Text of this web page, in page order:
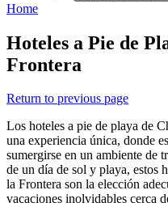
Home
Hoteles a Pie de
Frontera
Return to previous page
Los hoteles a pie de playa de
una experiencia única, donde
sumergirse en un ambiente de
de un día de sol y playa, estos
la Frontera son la elección
vacaciones inolvidables cerca